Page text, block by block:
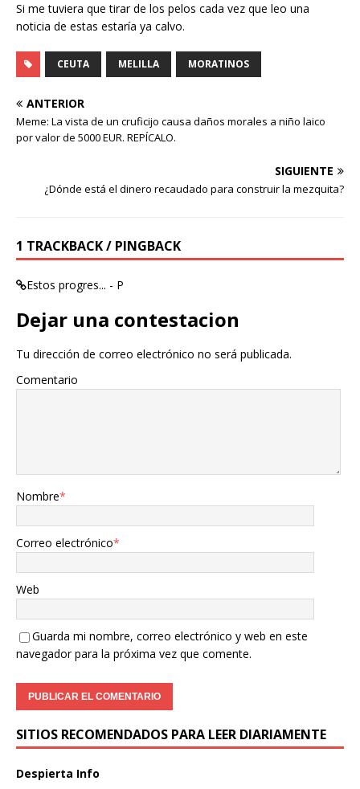
Si me tuviera que tirar de los pelos cada vez que leo una
noticia de estas estaría ya calvo.
CEUTA MELILLA MORATINOS
ANTERIOR
Meme: La vista de un cruficijo causa daños morales a niño laico
por valor de 5000 EUR. REPÍCALO.
SIGUIENTE
¿Dónde está el dinero recaudado para construir la mezquita?
1 TRACKBACK / PINGBACK
Estos progres... - P
Dejar una contestacion
Tu dirección de correo electrónico no será publicada.
Comentario
Nombre*
Correo electrónico*
Web
Guarda mi nombre, correo electrónico y web en este
navegador para la próxima vez que comente.
SITIOS RECOMENDADOS PARA LEER DIARIAMENTE
Despierta Info